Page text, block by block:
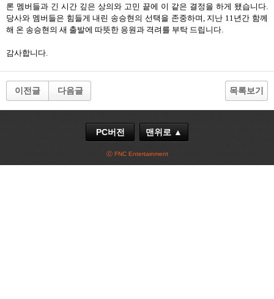
론 멤버들과 긴 시간 깊은 상의와 고민 끝에 이 같은 결정을 하게 됐습니다.
당사와 멤버들은 힘들게 내린 송승현의 선택을 존중하며, 지난 11년간 함께
해 온 송승현의 새 출발에 따뜻한 응원과 격려를 부탁 드립니다.
감사합니다.
이전글 다음글 목록보기
PC버전 맨위로 ▲
ⓒ FNC Entertainment